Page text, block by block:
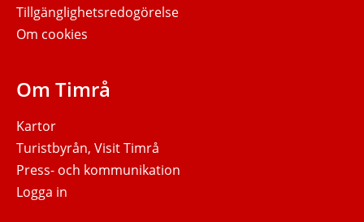
Tillgänglighetsredogörelse
Om cookies
Om Timrå
Kartor
Turistbyrån, Visit Timrå
Press- och kommunikation
Logga in